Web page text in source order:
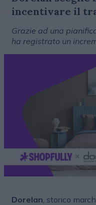
incentivare il
Grazie ad una
ha registrato un
Dorelan , storico